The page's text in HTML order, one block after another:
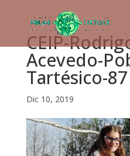
CEIP-
Acevedo-
Tartésico-87
Dic 10, 2019